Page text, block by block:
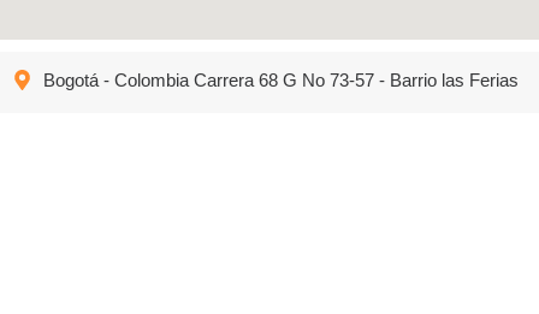
Bogotá - Colombia Carrera 68 G No 73-57 - Barrio las Ferias